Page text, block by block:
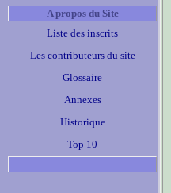
A propos du Site
Liste des inscrits
Les contributeurs du site
Glossaire
Annexes
Historique
Top 10